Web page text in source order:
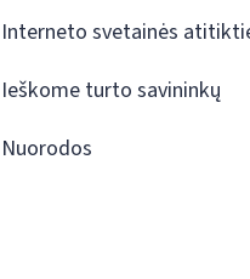
Interneto svetainės
Ieškome turto savininkų
Nuorodos